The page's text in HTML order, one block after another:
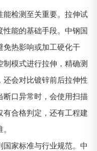
能检测至关重要。拉伸试
能的基础手段。中钢国
免热影响或加工硬化干
模式进行拉伸，精确测
还会对比镀锌前后拉伸性
口异常时，会使用扫描
有合格判定，还有工程建
国家标准与行业规范。中